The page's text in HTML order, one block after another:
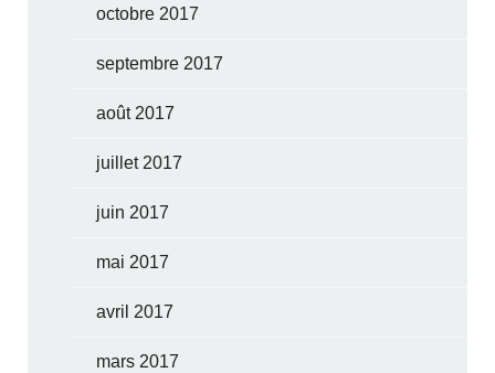
octobre 2017
septembre 2017
août 2017
juillet 2017
juin 2017
mai 2017
avril 2017
mars 2017